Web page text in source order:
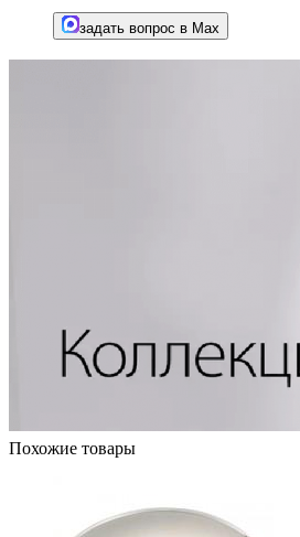
задать вопрос в Max
Похожие товары